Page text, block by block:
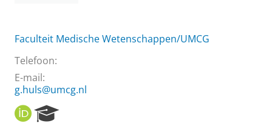
Faculteit Medische Wetenschappen/UMCG
Telefoon:
E-mail:
g.huls@umcg.nl
O
R